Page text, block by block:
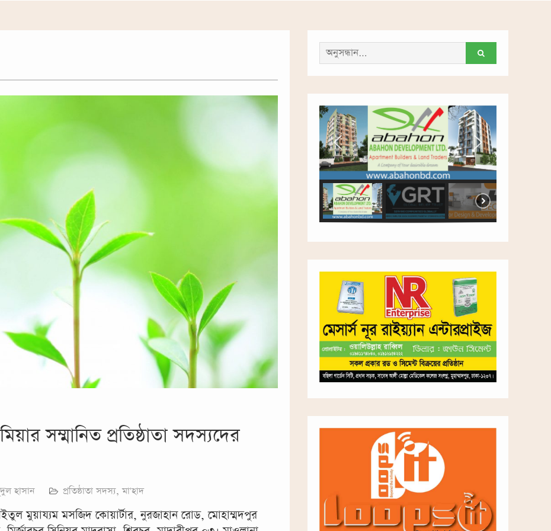
সম্মানিত প্রতিষ্ঠাতা সদস্যদের
হাসান প্রতিষ্ঠাতা সদস্য,মা'হাদ
মুয়ায্যম মসজিদ কোয়ার্টার, নুরজাহান রোড, মোহাম্মদপুর
সন্ধান
করাঃ